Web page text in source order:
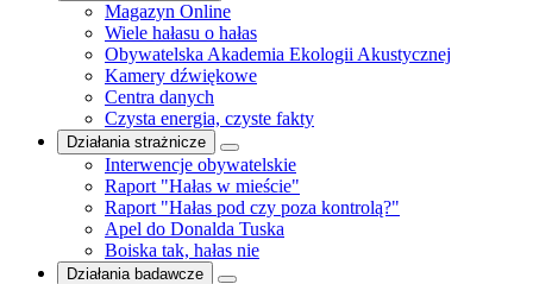
Magazyn Online
Wiele hałasu o hałas
Obywatelska Akademia Ekologii Akustycznej
Kamery dźwiękowe
Centra danych
Czysta energia, czyste fakty
Działania strażnicze
Interwencje obywatelskie
Raport "Hałas w mieście"
Raport "Hałas pod czy poza kontrolą?"
Apel do Donalda Tuska
Boiska tak, hałas nie
Działania badawcze